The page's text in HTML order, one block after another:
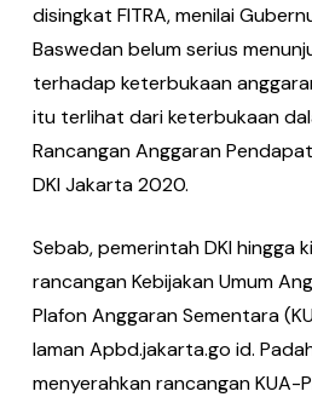
disingkat FITRA, menilai
Baswedan belum serius
terhadap keterbukaan
itu terlihat dari keterbukaan
Rancangan Anggaran
DKI Jakarta 2020.
Sebab, pemerintah DKI hingga
rancangan Kebijakan Umum
Plafon Anggaran Sementara
laman Apbd.jakarta.go id.
menyerahkan rancangan KUA-